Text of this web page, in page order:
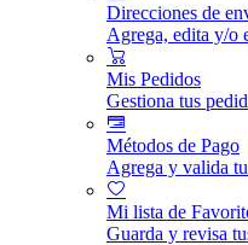
Direcciones de
Agrega, edita y/o
Mis Pedidos
Gestiona tus
Métodos de Pago
Agrega y valida
Mi lista de
Guarda y revisa